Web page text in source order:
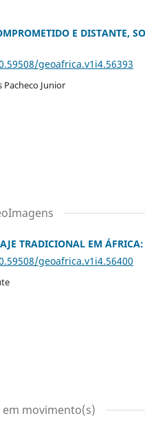
E DISTANTE,
geoafrica.v1i4.56393
Pacheco Junior
TRADICIONAL EM
geoafrica.v1i4.56400
movimento(s)